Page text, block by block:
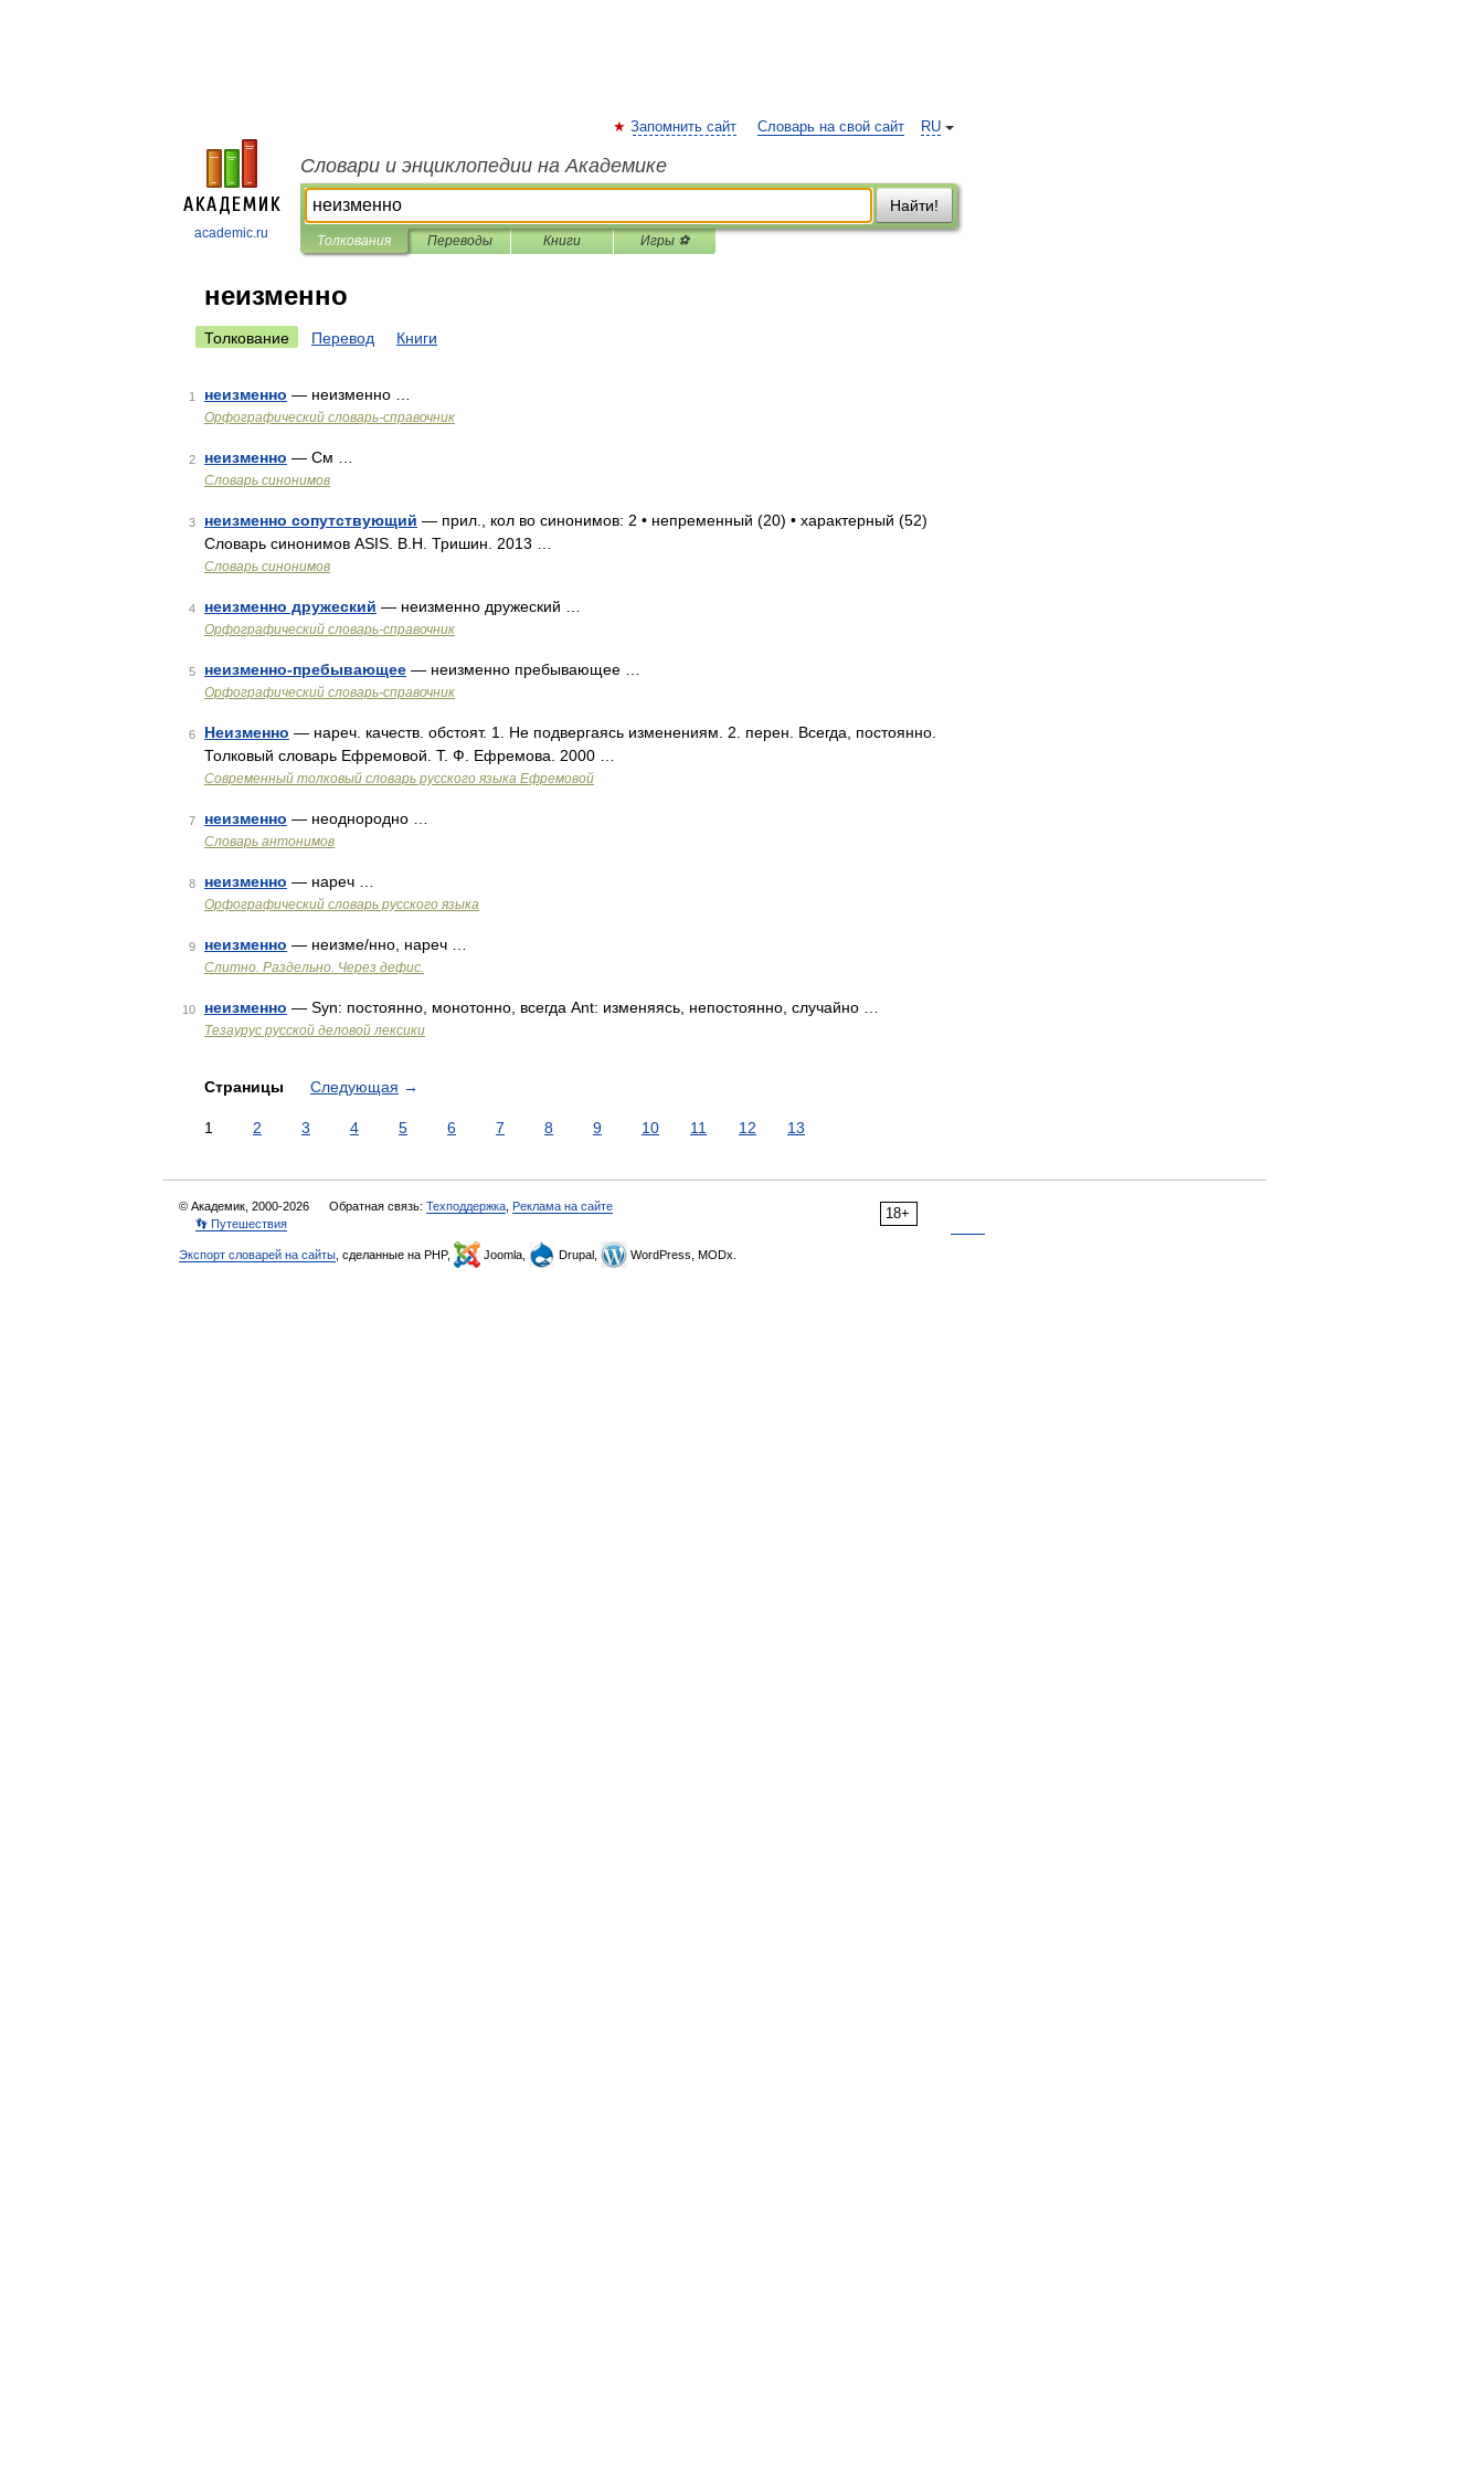
academic.ru
RU
Запомнить сайт Словарь на свой сайт
Словари и энциклопедии на Академике
Найти!
Толкования Переводы Книги Игры ⚽
неизменно
Толкование Перевод Книги
1 неизменно — неизменно …
Орфографический словарь-справочник
2 неизменно — См …
Словарь синонимов
3 неизменно сопутствующий — прил., кол во синонимов: 2 • непременный (20) • характерный (52)
Словарь синонимов ASIS. В.Н. Тришин. 2013 …
Словарь синонимов
4 неизменно дружеский — неизменно дружеский …
Орфографический словарь-справочник
5 неизменно-пребывающее — неизменно пребывающее …
Орфографический словарь-справочник
6 Неизменно — нареч. качеств. обстоят. 1. Не подвергаясь изменениям. 2. перен. Всегда, постоянно.
Толковый словарь Ефремовой. Т. Ф. Ефремова. 2000 …
Современный толковый словарь русского языка Ефремовой
7 неизменно — неоднородно …
Словарь антонимов
8 неизменно — нареч …
Орфографический словарь русского языка
9 неизменно — неизме/нно, нареч …
Слитно. Раздельно. Через дефис.
10 неизменно — Syn: постоянно, монотонно, всегда Ant: изменяясь, непостоянно, случайно …
Тезаурус русской деловой лексики
Страницы Следующая →
1 2 3 4 5 6 7 8 9 10 11 12 13
18+
© Академик, 2000-2026 Обратная связь: Техподдержка Реклама на сайте
👣 Путешествия
Экспорт словарей на сайты , сделанные на PHP, Joomla, Drupal, WordPress, MODx.